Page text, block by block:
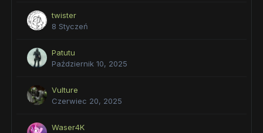
twister
8 Styczeń
Patutu
Październik 10, 2025
Vulture
Czerwiec 20, 2025
Waser4K